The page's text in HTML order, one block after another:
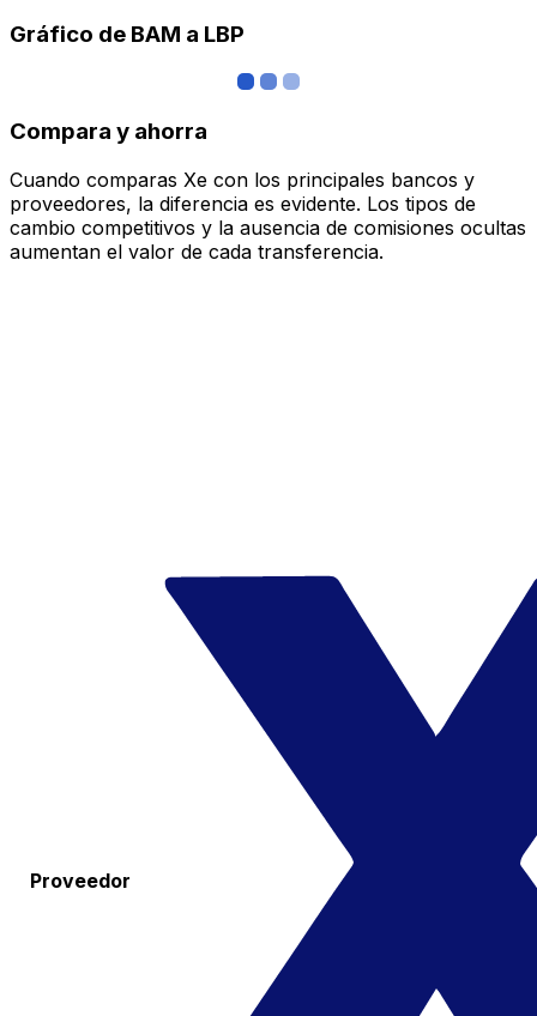
Gráfico de BAM a LBP
Compara y ahorra
Cuando comparas Xe con los principales bancos y
proveedores, la diferencia es evidente. Los tipos de
cambio competitivos y la ausencia de comisiones ocultas
aumentan el valor de cada transferencia.
Proveedor